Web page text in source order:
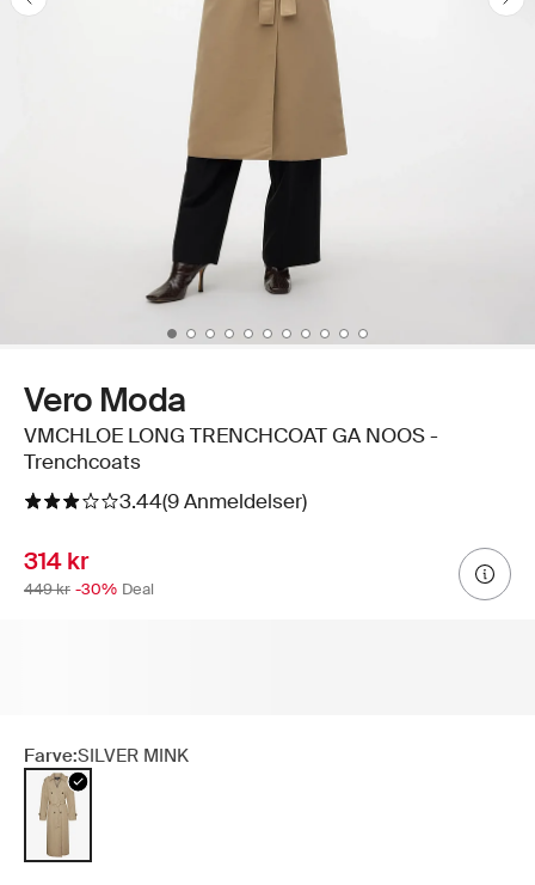
Vero Moda
VMCHLOE LONG TRENCHCOAT GA NOOS -
Trenchcoats
3.44(9 Anmeldelser)
314 kr
449 kr -30% Deal
Farve:SILVER MINK